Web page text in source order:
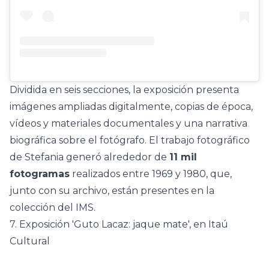
Dividida en seis secciones, la exposición presenta
imágenes ampliadas digitalmente, copias de época,
vídeos y materiales documentales y una narrativa
biográfica sobre el fotógrafo. El trabajo fotográfico
de Stefania generó alrededor de 11 mil
fotogramas realizados entre 1969 y 1980, que,
junto con su archivo, están presentes en la
colección del IMS.
7. Exposición 'Guto Lacaz: jaque mate', en Itaú
Cultural